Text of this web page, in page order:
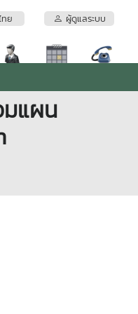
ทย ผู้ดูแลระบบ
มแผน